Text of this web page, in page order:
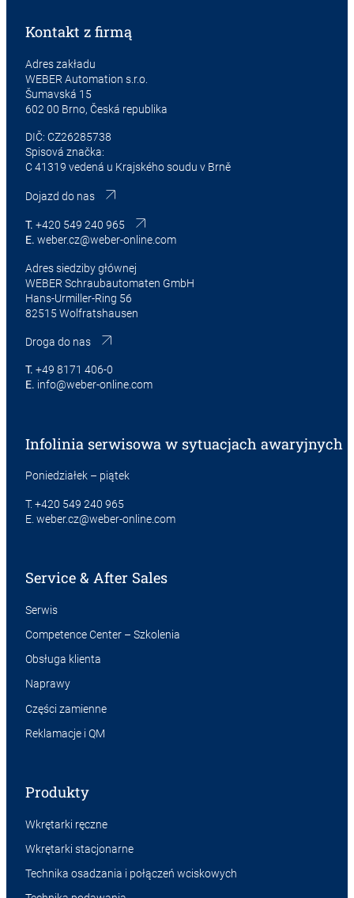
Kontakt z firmą
Adres zakładu
WEBER Automation s.r.o.
Šumavská 15
602 00 Brno, Česká republika
DIČ: CZ26285738
Spisová značka:
C 41319 vedená u Krajského soudu v Brně
Dojazd do nas
T. +420 549 240 965
E. weber.cz@weber-online.com
Adres siedziby głównej
WEBER Schraubautomaten GmbH
Hans-Urmiller-Ring 56
82515 Wolfratshausen
Droga do nas
T. +49 8171 406-0
E. info@weber-online.com
Infolinia serwisowa w sytuacjach awaryjnych
Poniedziałek – piątek
T. +420 549 240 965
E. weber.cz@weber-online.com
Service & After Sales
Serwis
Competence Center – Szkolenia
Obsługa klienta
Naprawy
Części zamienne
Reklamacje i QM
Produkty
Wkrętarki ręczne
Wkrętarki stacjonarne
Technika osadzania i połączeń wciskowych